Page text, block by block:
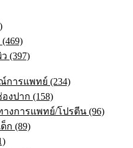
(397)
การแพทย์ (234)
งปาก (158)
างการแพทย์/โปรตีน (96)
ก (89)